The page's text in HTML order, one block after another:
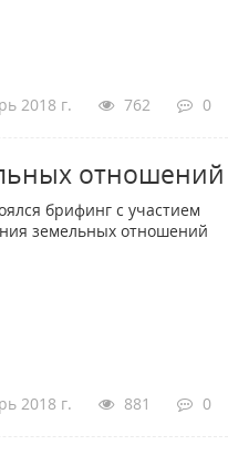
2018 г. 762 0
отношений
брифинг с участием
земельных отношений
2018 г. 881 0